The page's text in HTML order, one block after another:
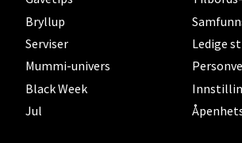
Bryllup
Serviser
Mummi-univers
Black Week
Jul
Ledige